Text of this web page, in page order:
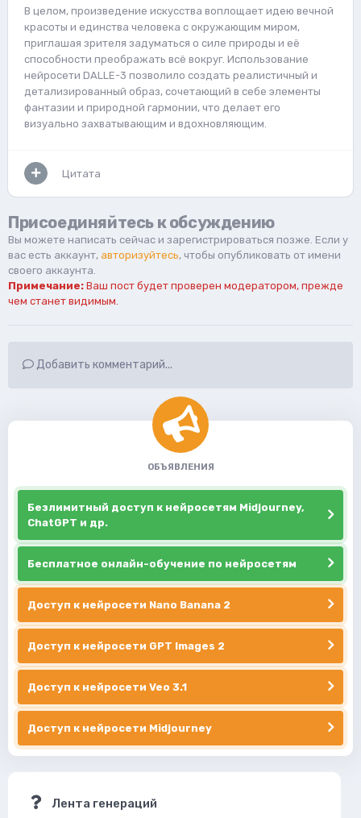
В целом, произведение искусства воплощает идею вечной
красоты и единства человека с окружающим миром,
приглашая зрителя задуматься о силе природы и её
способности преображать всё вокруг. Использование
нейросети DALLE-3 позволило создать реалистичный и
детализированный образ, сочетающий в себе элементы
фантазии и природной гармонии, что делает его
визуально захватывающим и вдохновляющим.
Цитата
Присоединяйтесь к обсуждению
Вы можете написать сейчас и зарегистрироваться позже. Если у
вас есть аккаунт, авторизуйтесь, чтобы опубликовать от имени
своего аккаунта.
Примечание: Ваш пост будет проверен модератором, прежде
чем станет видимым.
Добавить комментарий...
ОБЪЯВЛЕНИЯ
Безлимитный доступ к нейросетям Midjourney,
ChatGPT и др.
Бесплатное онлайн-обучение по нейросетям
Доступ к нейросети Nano Banana 2
Доступ к нейросети GPT Images 2
Доступ к нейросети Veo 3.1
Доступ к нейросети Midjourney
Лента генераций